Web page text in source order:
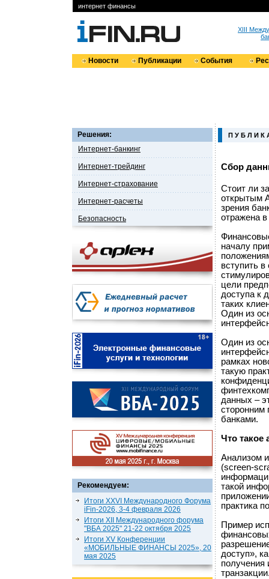
интернет финансы
XIII
Новости Публикации События
Решения:
Интернет-банкинг
Интернет-трейдинг
Интернет-страхование
Интернет-расчеты
Безопасность
Рекомендуем:
Итоги XXVI Международного Форума
iFin-2026, 3-4 февраля 2026
Итоги XII Международного форума
"ВБА 2025" 21-22 октября 2025
Итоги XV Конференции
«МОБИЛЬНЫЕ ФИНАНСЫ 2025», 20
мая 2025
П У Б Л И К
Сбор
Стоит ли
открытым
зрения
отражена
началу
вступить
цели
доступа к
таких
Один из
Один из
рамках
такую
данных –
сторонним
банками.
Что такое
Анализом
(screen-
такой
практика
Пример
доступ»,
получения